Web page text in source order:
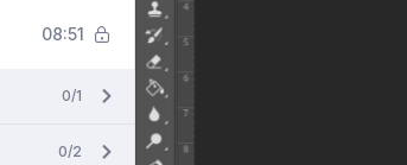
08:51
0/1
0/2